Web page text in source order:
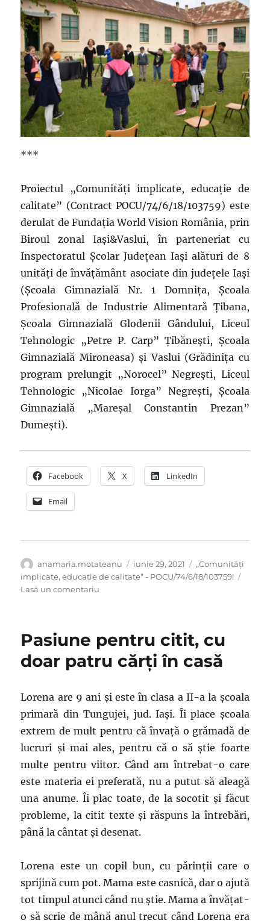
***
Proiectul „Comunități implicate, educație de
calitate” (Contract POCU/74/6/18/103759) este
derulat de Fundația World Vision România, prin
Biroul zonal Iași&Vaslui, în parteneriat cu
Inspectoratul Școlar Județean Iași alături de 8
unități de învățământ asociate din județele Iași
(Școala Gimnazială Nr. 1 Domnița, Școala
Profesională de Industrie Alimentară Țibana,
Școala Gimnazială Glodenii Gândului, Liceul
Tehnologic „Petre P. Carp” Țibănești, Școala
Gimnazială Mironeasa) și Vaslui (Grădinița cu
program prelungit „Norocel” Negrești, Liceul
Tehnologic „Nicolae Iorga” Negrești, Școala
Gimnazială „Mareșal Constantin Prezan”
Dumești).
Facebook X LinkedIn
Email
Autor
anamaria.motateanu
Publicat
pe
iunie 29, 2021 Categorii
„Comunități
implicate, educație de calitate” - POCU/74/6/18/103759!
Lasă un comentariu
de
matematică
Pasiune pentru citit, cu
doar patru cărți în casă
Lorena are 9 ani și este în clasa a II-a la școala
primară din Tungujei, jud. Iași. Îi place școala
extrem de mult pentru că învață o grămadă de
lucruri și mai ales, pentru că o să știe foarte
multe pentru viitor. Când am întrebat-o care
este materia ei preferată, nu a putut să aleagă
una anume. Îi plac toate, de la socotit și făcut
probleme, la citit texte și răspuns la întrebări,
până la cântat și desenat.
Lorena este un copil bun, cu părinții care o
sprijină cum pot. Mama este casnică, dar o ajută
tot timpul atunci când nu știe. Mama a învățat-
o să scrie de mână anul trecut când Lorena era